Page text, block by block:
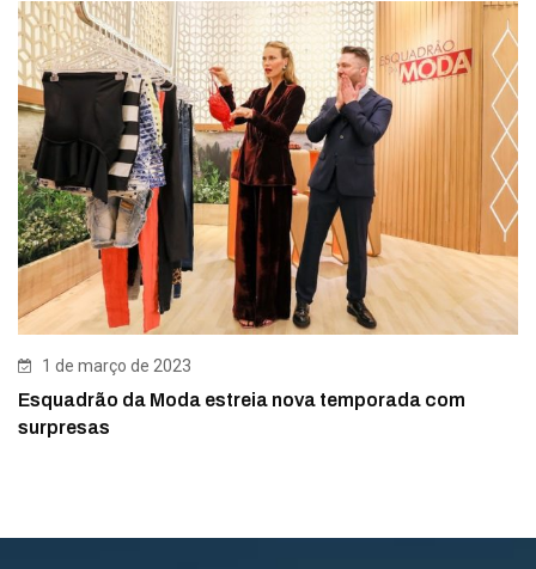
1 de março de 2023
Esquadrão da Moda estreia nova temporada com
surpresas